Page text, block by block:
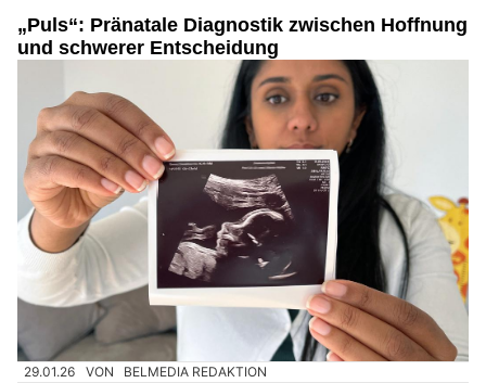
„Puls“: Pränatale Diagnostik zwischen Hoffnung
und schwerer Entscheidung
29.01.26 VON BELMEDIA REDAKTION